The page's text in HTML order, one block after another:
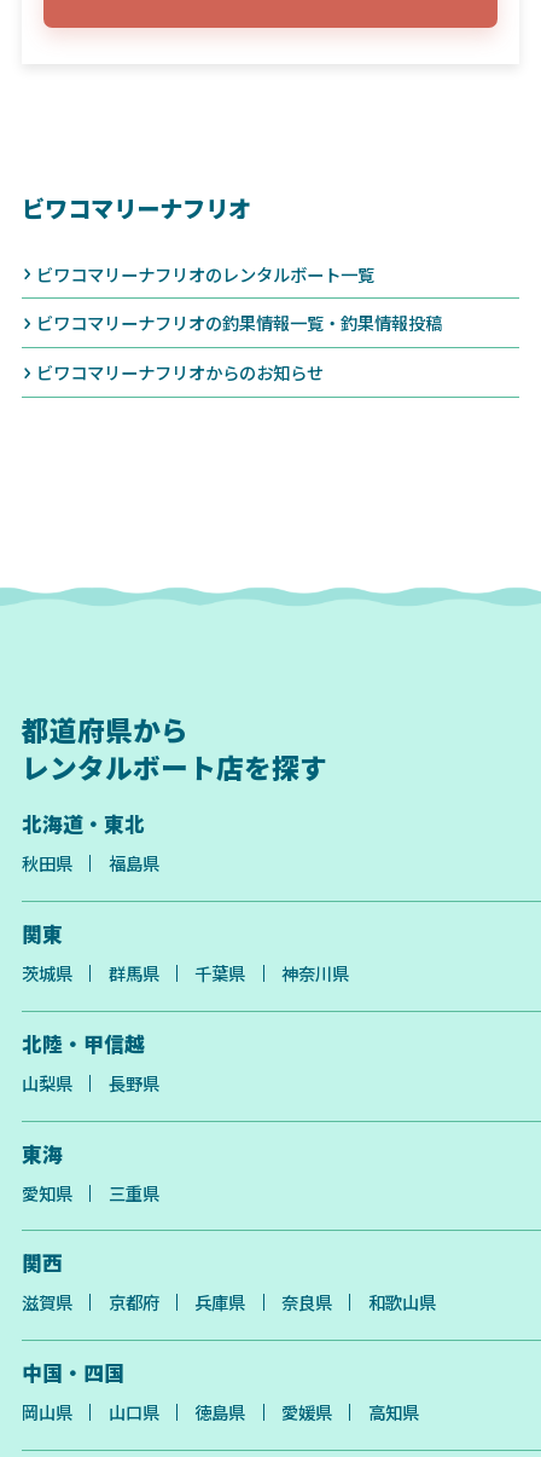
ビワコマリーナフリオ
ビワコマリーナフリオのレンタルボート一覧
ビワコマリーナフリオの釣果情報一覧・釣果情報投稿
ビワコマリーナフリオからのお知らせ
都道府県から
レンタルボート店を探す
北海道・東北
秋田県 福島県
関東
茨城県 群馬県 千葉県 神奈川県
北陸・甲信越
山梨県 長野県
東海
愛知県 三重県
関西
滋賀県 京都府 兵庫県 奈良県 和歌山県
中国・四国
岡山県 山口県 徳島県 愛媛県 高知県